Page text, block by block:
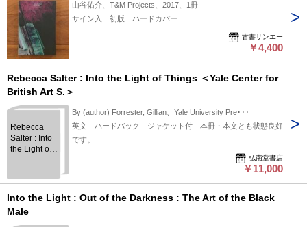
山谷佑介、T&M Projects、2017、1冊
サイン入 初版 ハードカバー
古書サンエー
￥4,400
Rebecca Salter : Into the Light of Things ＜Yale Center for
British Art S.＞
Rebecca
Salter : Into
the Light of
for British Art
S.＞
By (author) Forrester, Gillian、Yale University Pre･･･
英文 ハードバック ジャケット付 本冊・本文とも状態良好
です。
弘南堂書店
￥11,000
Into the Light : Out of the Darkness : The Art of the Black
Male